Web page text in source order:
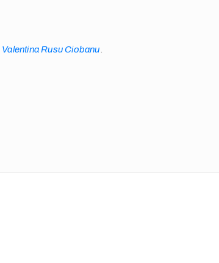
Valentina Rusu Ciobanu.